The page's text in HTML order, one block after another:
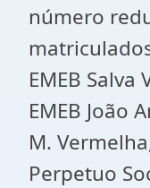
número
EMEB Salva
EMEB João
M.
Perpetuo